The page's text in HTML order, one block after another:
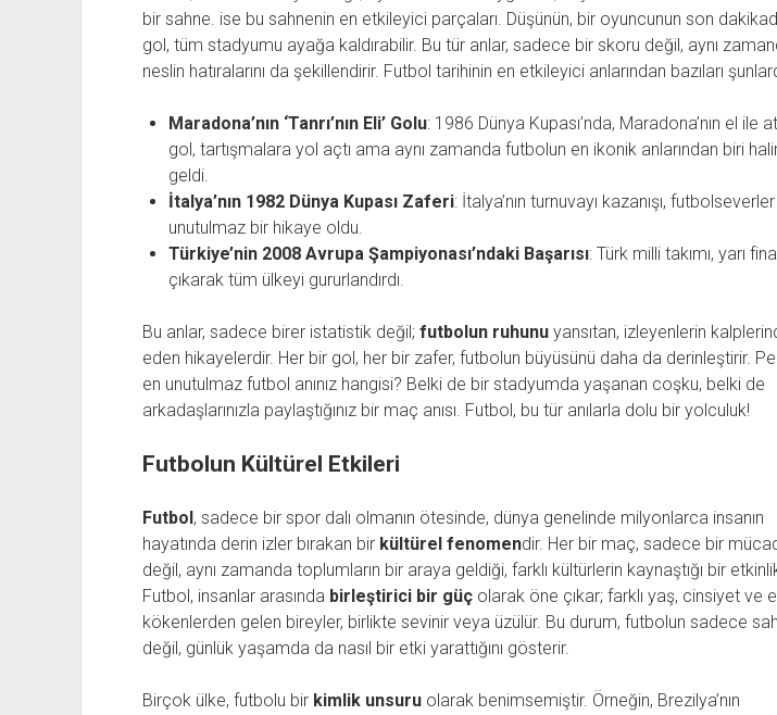
bir sahne. ise bu sahnenin en etkileyici parçaları. Düşünün, bir oyuncunun son
gol, tüm stadyumu ayağa kaldırabilir. Bu tür anlar, sadece bir skoru değil, aynı
neslin hatıralarını da şekillendirir. Futbol tarihinin en etkileyici anlarından bazıları
Maradona’nın ‘Tanrı’nın Eli’ Golu: 1986 Dünya Kupası’nda, Maradona’nın el ile
gol, tartışmalara yol açtı ama aynı zamanda futbolun en ikonik anlarından biri
geldi.
İtalya’nın 1982 Dünya Kupası Zaferi: İtalya’nın turnuvayı kazanışı,
unutulmaz bir hikaye oldu.
Türkiye’nin 2008 Avrupa Şampiyonası’ndaki Başarısı: Türk milli takımı, yarı
çıkarak tüm ülkeyi gururlandırdı.
Bu anlar, sadece birer istatistik değil; futbolun ruhunuyansıtan, izleyenlerin
eden hikayelerdir. Her bir gol, her bir zafer, futbolun büyüsünü daha da derinleştirir.
en unutulmaz futbol anınız hangisi? Belki de bir stadyumda yaşanan coşku, belki de
arkadaşlarınızla paylaştığınız bir maç anısı. Futbol, bu tür anılarla dolu bir yolculuk!
Futbolun Kültürel Etkileri
Futbol, sadece bir spor dalı olmanın ötesinde, dünya genelinde milyonlarca insanın
hayatında derin izler bırakan bir kültürel fenomendir. Her bir maç, sadece bir
değil, aynı zamanda toplumların bir araya geldiği, farklı kültürlerin kaynaştığı bir
Futbol, insanlar arasında birleştirici bir güçolarak öne çıkar; farklı yaş, cinsiyet ve
kökenlerden gelen bireyler, birlikte sevinir veya üzülür. Bu durum, futbolun sadece
değil, günlük yaşamda da nasıl bir etki yarattığını gösterir.
Birçok ülke, futbolu bir kimlik unsuruolarak benimsemiştir. Örneğin, Brezilya’nın